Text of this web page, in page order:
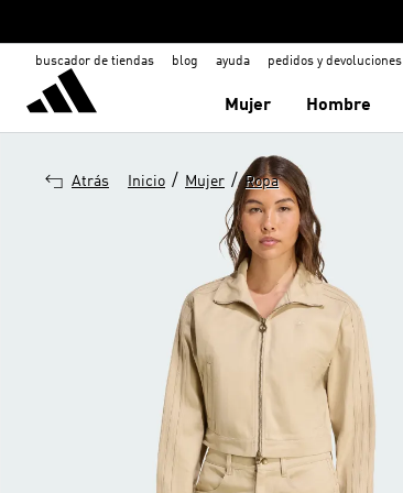
buscador de tiendas blog ayuda pedidos y devoluciones
Mujer Hombre
Atrás Inicio / Mujer / Ropa